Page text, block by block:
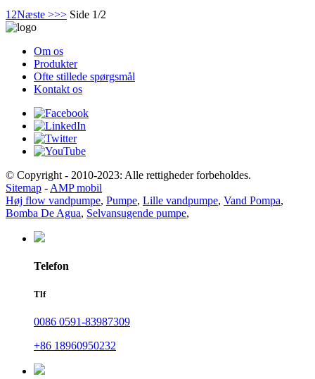
1 2Næste >>> Side 1/2
Om os
Produkter
Ofte stillede spørgsmål
Kontakt os
© Copyright - 2010-2023: Alle rettigheder forbeholdes.
Sitemap - AMP mobil
Høj flow vandpumpe, Pumpe, Lille vandpumpe, Vand Pompa,
Bomba De Agua, Selvansugende pumpe,
Telefon
Tlf
0086 0591-83987309
+86 18960950232